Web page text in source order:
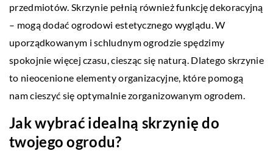
przedmiotów. Skrzynie pełnią również funkcję dekoracyjną
– mogą dodać ogrodowi estetycznego wyglądu. W
uporządkowanym i schludnym ogrodzie spędzimy
spokojnie więcej czasu, ciesząc się naturą. Dlatego skrzynie
to nieocenione elementy organizacyjne, które pomogą
nam cieszyć się optymalnie zorganizowanym ogrodem.
Jak wybrać idealną skrzynię do
twojego ogrodu?